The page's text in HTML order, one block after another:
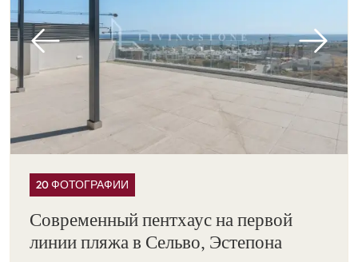
20 ФОТОГРАФИИ
Современный пентхаус на первой
линии пляжа в Сельво, Эстепона